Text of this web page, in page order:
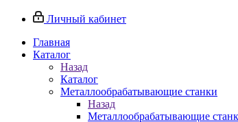
Личный кабинет
Главная
Каталог
Назад
Каталог
Металлообрабатывающие станки
Назад
Металлообрабатывающие